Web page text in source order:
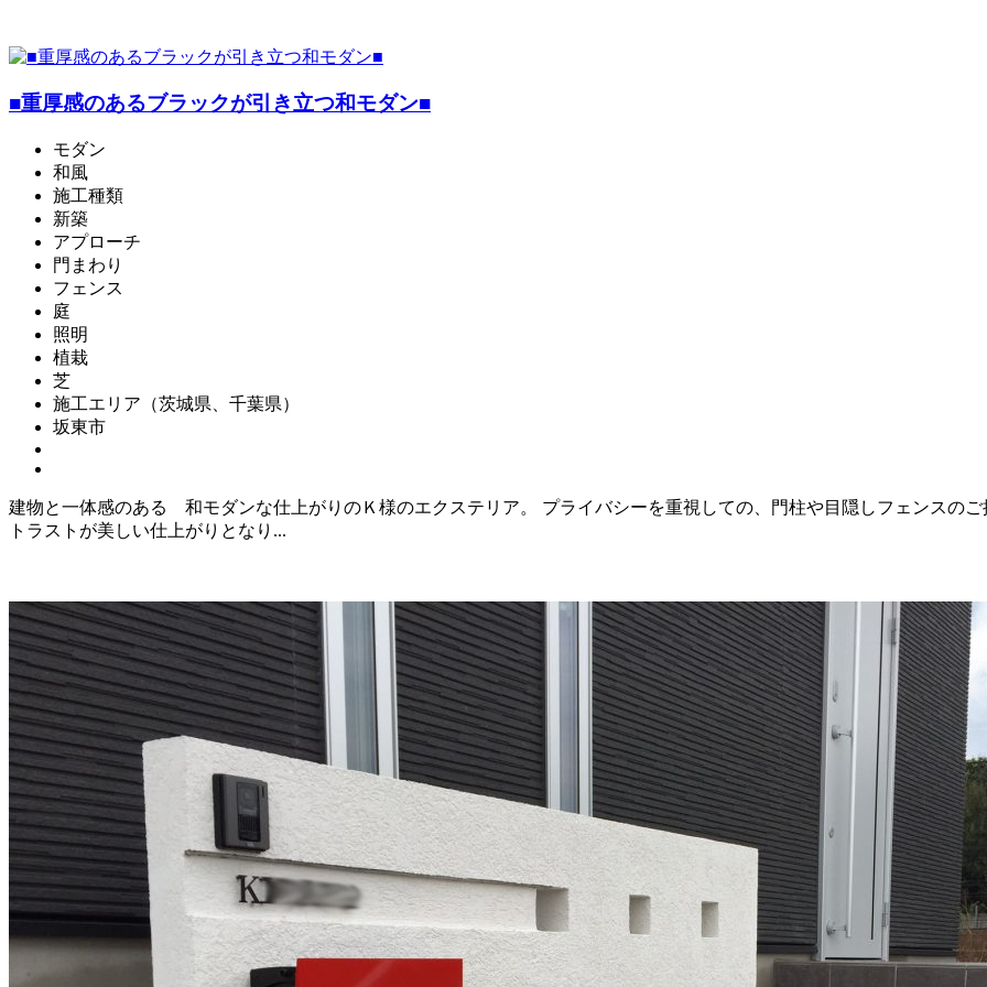
■重厚感のあるブラックが引き立つ和モダン■
モダン
和風
施工種類
新築
アプローチ
門まわり
フェンス
庭
照明
植栽
芝
施工エリア（茨城県、千葉県）
坂東市
建物と一体感のある 和モダンな仕上がりのＫ様のエクステリア。 プライバシーを重視しての、門柱や目隠しフェンスの
トラストが美しい仕上がりとなり...